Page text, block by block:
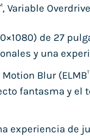
de 27
y una
Motion Blur
fantasma y el
experiencia de